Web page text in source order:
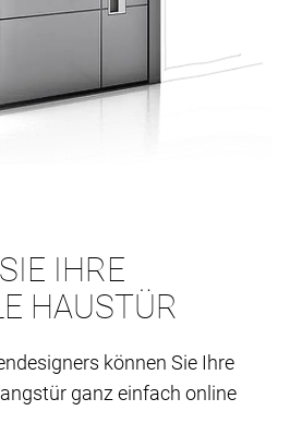
IHRE
HAUSTÜR
können Sie Ihre
ganz einfach online